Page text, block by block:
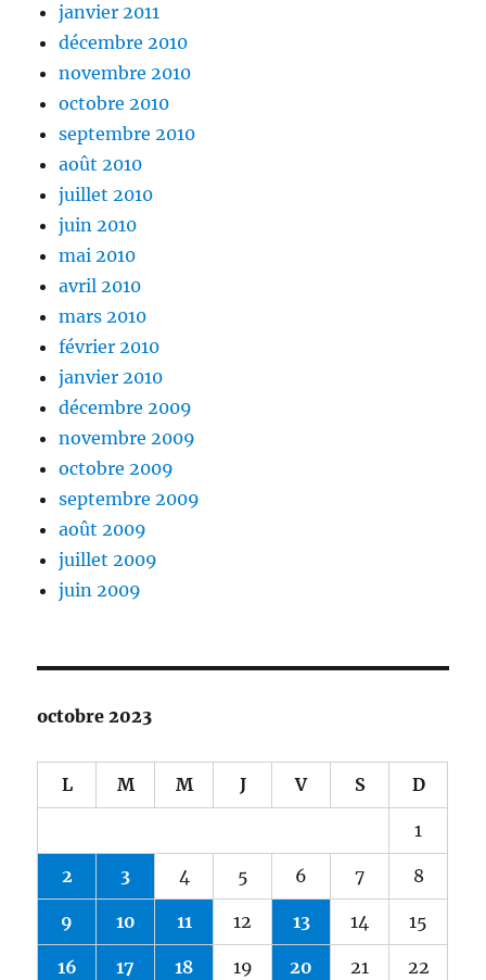
janvier 2011
décembre 2010
novembre 2010
octobre 2010
septembre 2010
août 2010
juillet 2010
juin 2010
mai 2010
avril 2010
mars 2010
février 2010
janvier 2010
décembre 2009
novembre 2009
octobre 2009
septembre 2009
août 2009
juillet 2009
juin 2009
octobre 2023
L M M J V S D
1
2 3 4 5 6 7 8
9 10 11 12 13 14 15
16 17 18 19 20 21 22